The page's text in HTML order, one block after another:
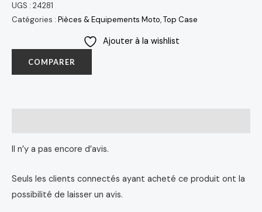
UGS : 24281
Catégories : Pièces & Equipements Moto,Top Case
Ajouter à la wishlist
COMPARER
Il n’y a pas encore d’avis.
Seuls les clients connectés ayant acheté ce produit ont la
possibilité de laisser un avis.